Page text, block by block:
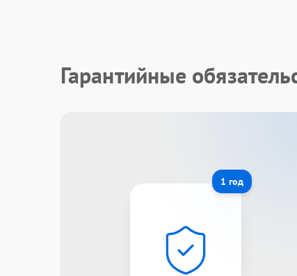
Гарантийные
1 год